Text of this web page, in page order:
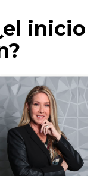
inicio